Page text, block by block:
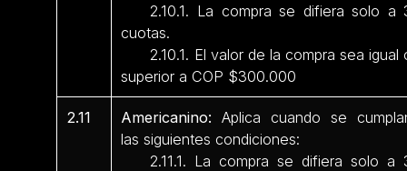
2.10.1. La compra se difiera solo a
cuotas.
2.10.1. El valor de la compra sea igual
superior a COP $300.000
2.11 Americanino: Aplica cuando se
las siguientes condiciones:
2.11.1. La compra se difiera solo a